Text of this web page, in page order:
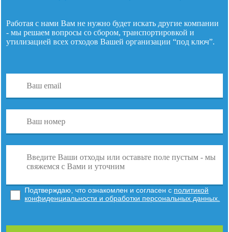
Работая с нами Вам не нужно будет искать другие компании
- мы решаем вопросы со сбором, транспортировкой и
утилизациейвсех отходов Вашей организации “под ключ”.
Подтверждаю, что ознакомлен и согласен с политикой
конфиденциальности и обработки персональных данных.